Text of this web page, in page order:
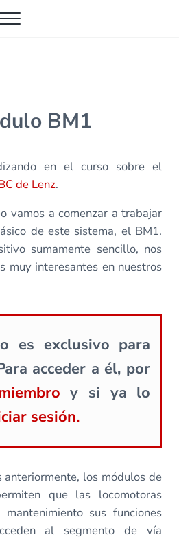
Menu
BM1
en el curso sobre el
de Lenz.
vamos a comenzar a trabajar
de este sistema, el BM1.
sumamente sencillo, nos
muy interesantes en nuestros
es exclusivo para
acceder a él, por
y si ya lo
sesión.
anteriormente, los módulos de
que las locomotoras
sus funciones
al segmento de vía